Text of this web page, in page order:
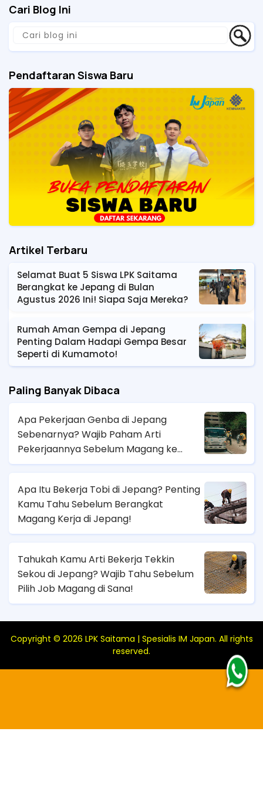
Cari Blog Ini
Pendaftaran Siswa Baru
Artikel Terbaru
Selamat Buat 5 Siswa LPK Saitama
Berangkat ke Jepang di Bulan
Agustus 2026 Ini! Siapa Saja Mereka?
Rumah Aman Gempa di Jepang
Penting Dalam Hadapi Gempa Besar
Seperti di Kumamoto!
Paling Banyak Dibaca
Apa Pekerjaan Genba di Jepang
Sebenarnya? Wajib Paham Arti
Pekerjaannya Sebelum Magang ke
Sana!
Apa Itu Bekerja Tobi di Jepang? Penting
Kamu Tahu Sebelum Berangkat
Magang Kerja di Jepang!
Tahukah Kamu Arti Bekerja Tekkin
Sekou di Jepang? Wajib Tahu Sebelum
Pilih Job Magang di Sana!
Copyright © 2026 LPK Saitama | Spesialis IM Japan. All rights
reserved.